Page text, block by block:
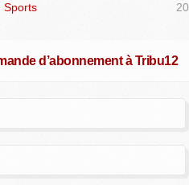
Sports 20
d’abonnement à Tribu12